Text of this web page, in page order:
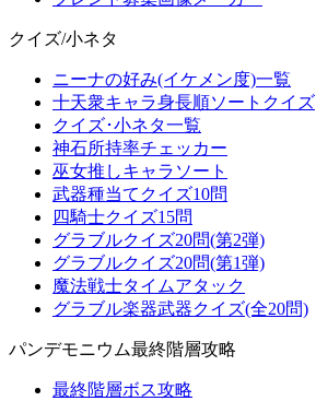
クイズ/小ネタ
ニーナの好み(イケメン度)一覧
十天衆キャラ身長順ソートクイズ
クイズ･小ネタ一覧
神石所持率チェッカー
巫女推しキャラソート
武器種当てクイズ10問
四騎士クイズ15問
グラブルクイズ20問(第2弾)
グラブルクイズ20問(第1弾)
魔法戦士タイムアタック
グラブル楽器武器クイズ(全20問)
パンデモニウム最終階層攻略
最終階層ボス攻略